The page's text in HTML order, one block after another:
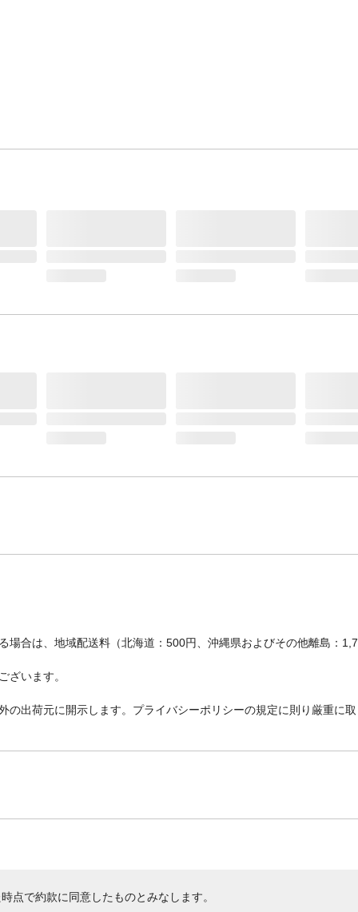
場合は、地域配送料（北海道：500円、沖縄県およびその他離島：
ざいます。
の出荷元に開示します。プライバシーポリシーの規定に則り厳重に
点で約款に同意したものとみなします。